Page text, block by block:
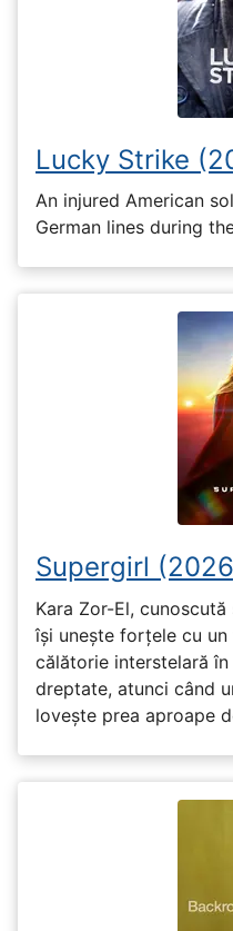
Lucky Strike
An injured American
German lines during
Supergirl
Kara Zor-El,
își unește forțele cu
călătorie interstelară
dreptate, atunci când
lovește prea aproape